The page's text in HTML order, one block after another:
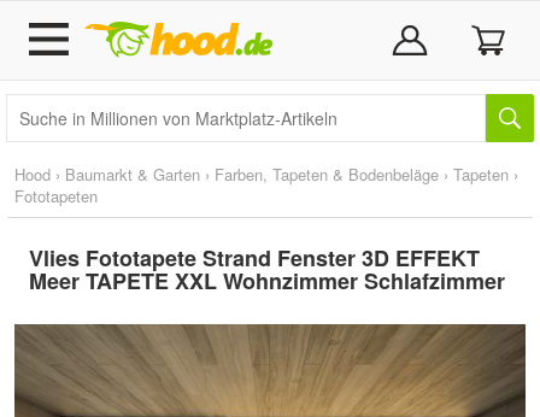
Hood › Baumarkt & Garten › Farben, Tapeten & Bodenbeläge › Tapeten ›
Fototapeten
Vlies Fototapete Strand Fenster 3D EFFEKT
Meer TAPETE XXL Wohnzimmer Schlafzimmer